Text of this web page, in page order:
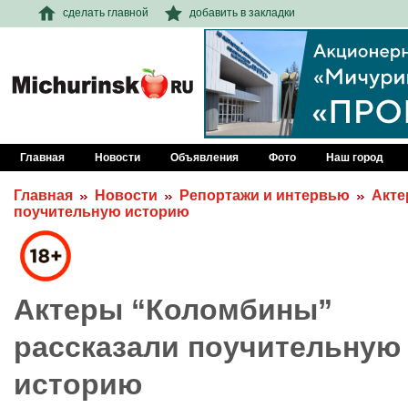
сделать главной добавить в закладки
Главная Новости Объявления Фото Наш город
Главная Новости Репортажи и интервью
поучительную историю
Актеры “Коломбины”
рассказали поучительную
историю